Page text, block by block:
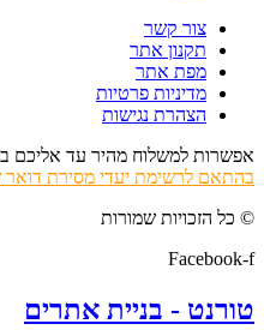
צור קשר
תקנון אתר
מפת אתר
מדיניות פרטיות
הצהרת נגישות
אפשרות למשלוח מהיר עד אליכם
בהתאם לרשימת יעדי מסירת דואר
© כל הזכויות שמורות
Facebook-f
טורנט - בניית אתרים